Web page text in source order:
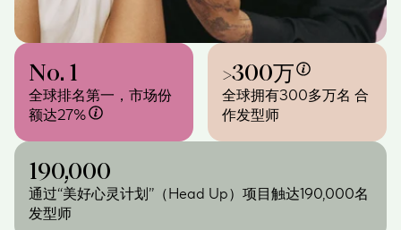
No. 1
全球排名第一，市场份
额达27%
>300万
全球拥有300多万名 合
作发型师
190,000
通过“美好心灵计划”（Head Up）项目触达190,000名
发型师